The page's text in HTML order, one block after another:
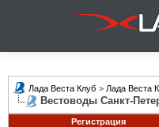
Лада Веста Клуб > Лада Веста
Вестоводы Санкт-
Регистрация